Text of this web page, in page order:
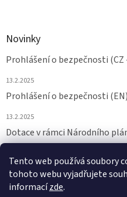
Tento web používá soubory
tohoto webu vyjadřujete
informacízde.
Novinky
Prohlášení o bezpečnosti
13.2.2025
Prohlášení o bezpečnosti (EN)
13.2.2025
Dotace v rámci Národního
ARCHIV